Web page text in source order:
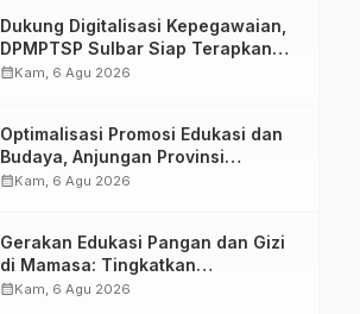
Dukung Digitalisasi Kepegawaian,
DPMPTSP Sulbar Siap Terapkan
Aplikasi FLEKSI ASN
calendar_monthKam, 6 Agu 2026
Optimalisasi Promosi Edukasi dan
Budaya, Anjungan Provinsi
Sulawesi Barat Perkuat Kolaborasi
calendar_monthKam, 6 Agu 2026
Gerakan Edukasi Pangan dan Gizi
di Mamasa: Tingkatkan
Pengetahuan dan Keterampilan
calendar_monthKam, 6 Agu 2026